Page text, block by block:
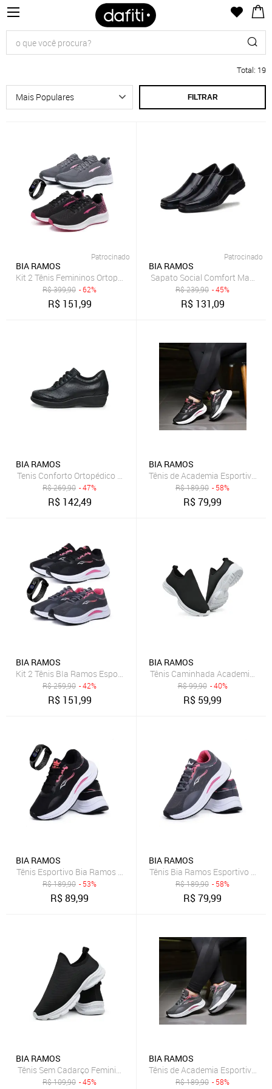
Total: 19
FILTRAR
Patrocinado
BIA RAMOS
Kit 2 Tênis Femininos Ortopédicos Esportivos para Academia Treino
R$399,90 - 62%
R$ 151,99
Patrocinado
BIA RAMOS
Sapato Social Comfort
R$239,90 - 45%
R$ 131,09
BIA RAMOS
Tenis Conforto Ortopédico com Cadarço Feminino Preto
R$269,90 - 47%
R$ 142,49
BIA RAMOS
Tênis de Academia Esportivo
R$189,90 - 58%
R$79,99
BIA RAMOS
Kit 2 Tênis BIa Ramos Esportivo Caminhada Academia Feminino
R$259,90 - 42%
R$ 151,99
BIA RAMOS
Tênis Caminhada Academia
R$99,90 - 40%
R$ 59,99
BIA RAMOS
Tênis Esportivo Bia Ramos Caminhada Academia Feminino
R$189,90 - 53%
R$89,99
BIA RAMOS
Tênis Bia Ramos Esportivo
R$189,90 - 58%
R$79,99
BIA RAMOS
Tênis Sem Cadarço Feminino Slip Caminhada Calce Facil Preto
R$109,90 - 45%
BIA RAMOS
Tênis de Academia Esportivo
R$189,90 - 58%